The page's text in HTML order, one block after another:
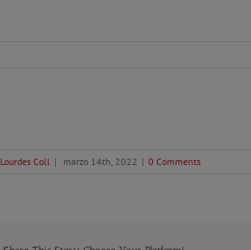
Lourdes Coll | marzo 14th, 2022 | 0 Comments